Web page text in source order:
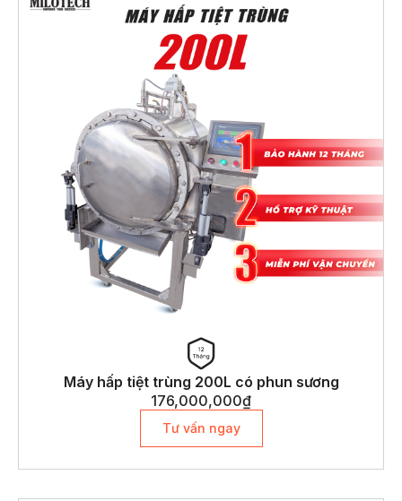
Máy hấp tiệt trùng 200L có phun sương
176,000,000₫
Tư vấn ngay